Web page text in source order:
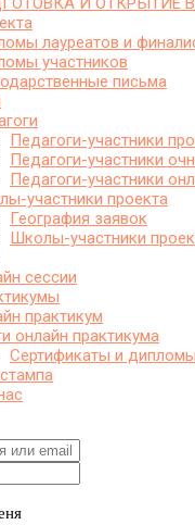
лауреатов и
участников
письма
Педагоги-участники
Педагоги-участники
Педагоги-участники
участники проекта
География заявок
Школы-участники
сессии
практикум
онлайн практикума
Сертификаты и дипломы